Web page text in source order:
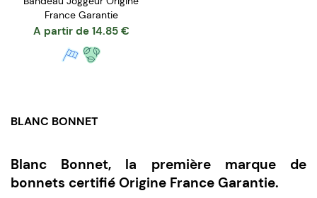
France Garantie
A partir de 14.85 €
BLANC BONNET
Blanc Bonnet, la première marque de
bonnets certifié Origine France Garantie.